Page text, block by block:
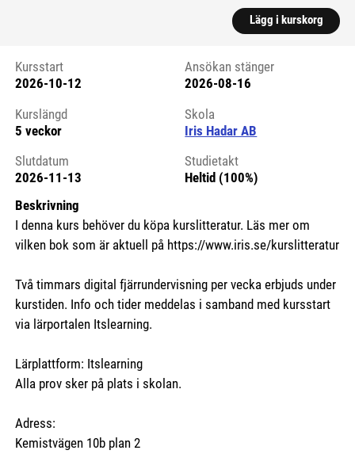
Lägg i kurskorg
Kursstart 6199087
Kursstart
2026-10-12
Ansökan stänger
2026-08-16
Kurslängd
5 veckor
Skola
Iris Hadar AB
Slutdatum
2026-11-13
Studietakt
Heltid (100%)
Beskrivning
I denna kurs behöver du köpa kurslitteratur. Läs mer om
vilken bok som är aktuell på https://www.iris.se/kurslitteratur
Två timmars digital fjärrundervisning per vecka erbjuds under
kurstiden. Info och tider meddelas i samband med kursstart
via lärportalen Itslearning.
Lärplattform: Itslearning
Alla prov sker på plats i skolan.
Adress:
Kemistvägen 10b plan 2